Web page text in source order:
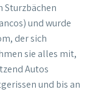
Sturzbächen
und wurde
der sich
sie alles mit,
Autos
und bis an